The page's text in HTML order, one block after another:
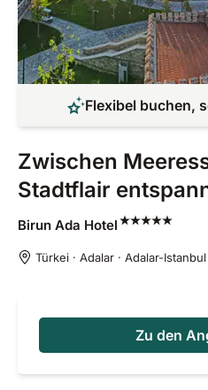
Flexibel buchen,
Zwischen
Stadtflair
Birun Ada Hotel
Türkei · Adalar · Adalar-Istanbul
Zu den